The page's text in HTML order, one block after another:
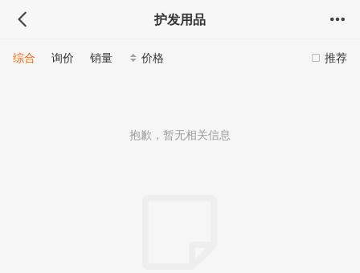
护发用品
推荐
综合 询价 销量 价格
抱歉，暂无相关信息